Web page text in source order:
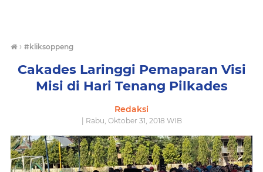
› #kliksoppeng
Cakades Laringgi Pemaparan Visi
Misi di Hari Tenang Pilkades
Redaksi
| Rabu, Oktober 31, 2018 WIB